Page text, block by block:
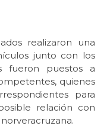
realizaron una
junto con los
fueron puestos a
quienes
para
relación con